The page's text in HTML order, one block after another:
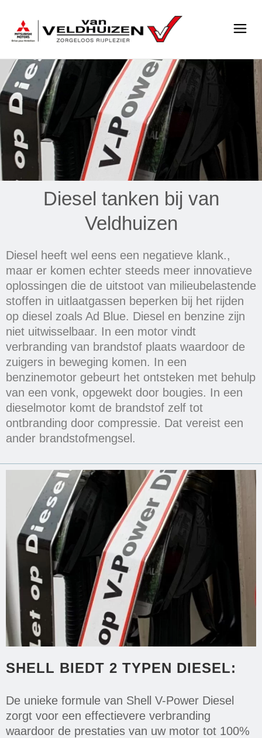
Welke diesel moet ik
tanken?
Diesel tanken bij van
Veldhuizen
Diesel heeft wel eens een negatieve klank.,
maar er komen echter steeds meer innovatieve
oplossingen die de uitstoot van milieubelastende
stoffen in uitlaatgassen beperken bij het rijden
op diesel zoals Ad Blue. Diesel en benzine zijn
niet uitwisselbaar. In een motor vindt
verbranding van brandstof plaats waardoor de
zuigers in beweging komen. In een
benzinemotor gebeurt het ontsteken met behulp
van een vonk, opgewekt door bougies. In een
dieselmotor komt de brandstof zelf tot
ontbranding door compressie. Dat vereist een
ander brandstofmengsel.
SHELL BIEDT 2 TYPEN DIESEL:
De unieke formule van Shell V-Power Diesel
zorgt voor een effectievere verbranding
waardoor de prestaties van uw motor tot 100%